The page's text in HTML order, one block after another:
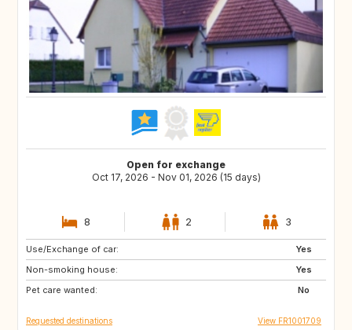
Open for exchange
Oct 17, 2026 - Nov 01, 2026 (15 days)
8 2 3
Use/Exchange of car:
Yes
Non-smoking house:
Yes
Pet care wanted:
No
CA
IT
Requested destinations View FR1001709